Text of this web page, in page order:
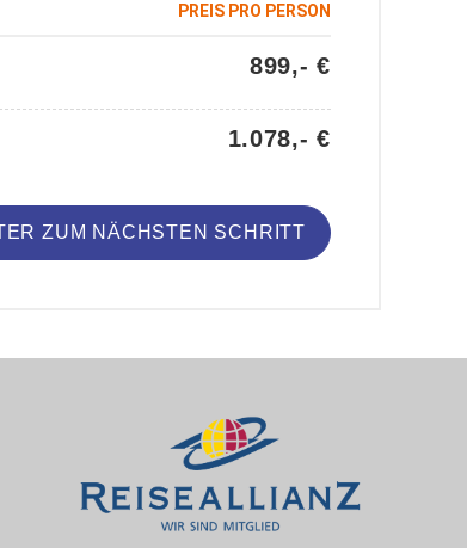
PREIS PRO PERSON
899,- €
1.078,- €
ZUM NÄCHSTEN SCHRITT